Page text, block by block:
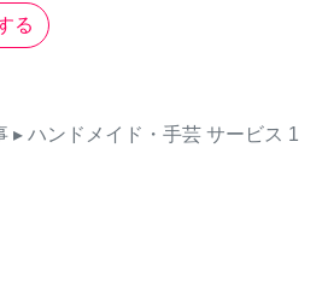
る
▸ ハンドメイド・手芸 サービス 1